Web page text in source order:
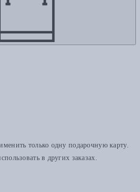
только одну подарочную карту.
в других заказах.